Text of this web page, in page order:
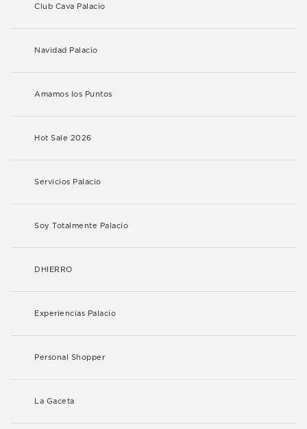
Club Cava Palacio
Navidad Palacio
Amamos los Puntos
Hot Sale 2026
Servicios Palacio
Soy Totalmente Palacio
DHIERRO
Experiencias Palacio
Personal Shopper
La Gaceta